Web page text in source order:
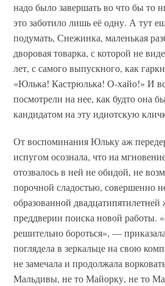
надо было завершать во что бы то
это заботило лишь её одну. А тут
подумать, Снежинка, маленькая
дворовая товарка, с которой не
лет, с самого выпускного, как
«Юлька! Кастрюлька! О-хайо!» И
посмотрели на нее, как будто она
кандидатом на эту идиотскую
От воспоминания Юльку аж
испугом осознала, что на
отозвалось в ней не обидой, не
порочной сладостью, совершенно
образованной
преддверии поиска новой работы.
решительно бороться», —
поглядела в зеркальце на свою
не замечала и продолжала
Мальдивы, не то Майорку, не то